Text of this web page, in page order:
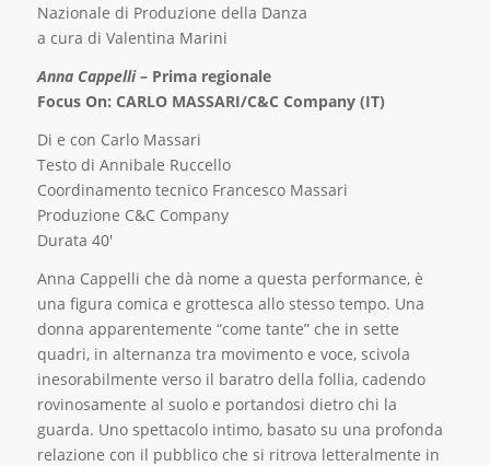
Nazionale di Produzione della Danza
a cura di Valentina Marini
Anna Cappelli – Prima regionale
Focus On: CARLO MASSARI/C&C Company (IT)
Di e con Carlo Massari
Testo di Annibale Ruccello
Coordinamento tecnico Francesco Massari
Produzione C&C Company
Durata 40′
Anna Cappelli che dà nome a questa performance, è
una figura comica e grottesca allo stesso tempo. Una
donna apparentemente “come tante” che in sette
quadri, in alternanza tra movimento e voce, scivola
inesorabilmente verso il baratro della follia, cadendo
rovinosamente al suolo e portandosi dietro chi la
guarda. Uno spettacolo intimo, basato su una profonda
relazione con il pubblico che si ritrova letteralmente in